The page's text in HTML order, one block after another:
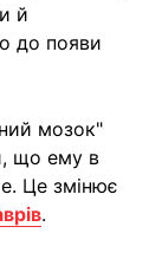
й
до появи
мозок"
що ему в
Це змінює
.